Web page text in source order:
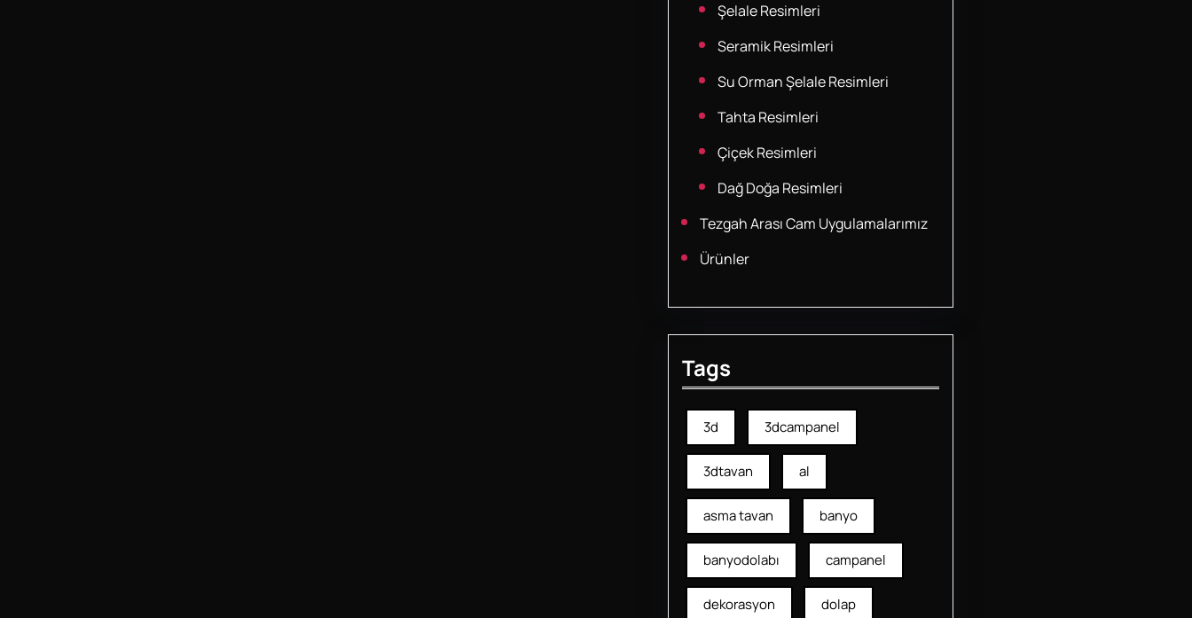
Şelale Resimleri
Seramik Resimleri
Su Orman Şelale Resimleri
Tahta Resimleri
Çiçek Resimleri
Dağ Doğa Resimleri
Tezgah Arası Cam Uygulamalarımız
Ürünler
Tags
3d 3dcampanel
3dtavan al
asma tavan banyo
banyodolabı campanel
dekorasyon dolap